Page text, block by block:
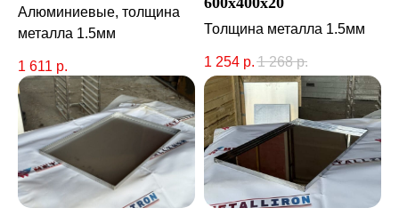
Алюминиевые, толщина
металла 1.5мм
1 611 р.
Толщина металла 1.5мм
1 254 р. 1 268 р.